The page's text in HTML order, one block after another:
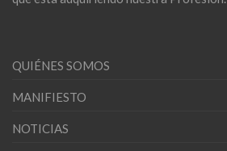
QUIÉNES SOMOS
MANIFIESTO
NOTICIAS